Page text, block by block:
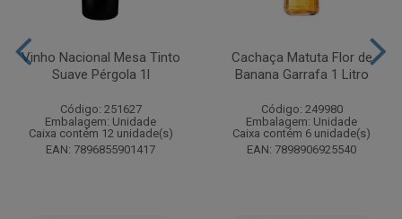
Vinho Nacional Mesa Tinto
Suave Pérgola 1l
Código: 251627
Embalagem: Unidade
Caixa contém 12 unidade(s)
EAN: 7896855901417
Cachaça Matuta Flor de
Banana Garrafa 1 Litro
Código: 249980
Embalagem: Unidade
Caixa contém 6 unidade(s)
EAN: 7898906925540